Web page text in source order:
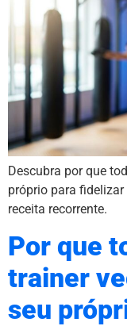
Descubra por que
próprio para
receita recorrente.
Por que
trainer
seu